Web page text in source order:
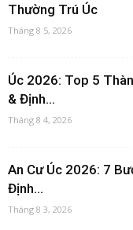
Thường Trú Úc
Tháng 8 5, 2026
Úc 2026: Top 5
& Định...
Tháng 8 4, 2026
An Cư Úc 2026: 7
Định...
Tháng 8 3, 2026